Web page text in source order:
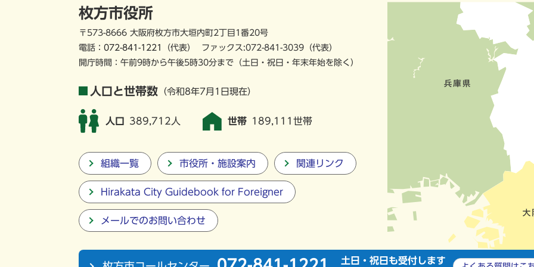
枚方市役所
〒573-8666 大阪府枚方市大垣内町2丁目1番20号
電話： 072-841-1221 （代表） ファックス:072-841-3039（代表）
開庁時間：午前9時から午後5時30分まで （土日・祝日・年末年始を除く）
人口と世帯数 （令和8年7月1日現在）
人口 389,712人 世帯 189,111世帯
組織一覧 市役所・施設案内 関連リンク
Hirakata City Guidebook for Foreigner
メールでのお問い合わせ
土日・祝日も受付します